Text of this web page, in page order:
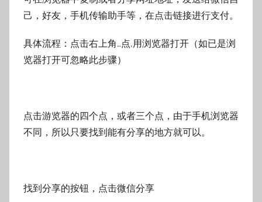
己，好友，手机传输助手等，在点击链接进行支付。
具体流程：点击右上角…点,用浏览器打开（如已是浏
览器打开可忽略此步骤）
点击游览器的四个点，或者三个点，由于手机浏览器
不同，所以只要找到能有分享的地方就可以。
找到分享的按钮，点击微信分享